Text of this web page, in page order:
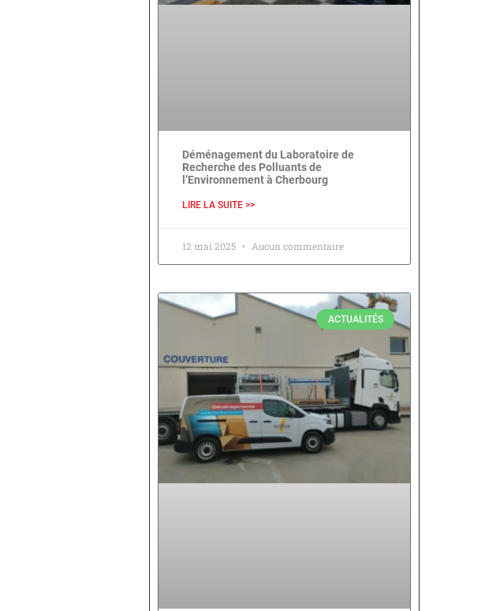
Déménagement du Laboratoire de
Recherche des Polluants de
l’Environnement à Cherbourg
LIRE LA SUITE >>
12 mai 2025 Aucun commentaire
ACTUALITÉS